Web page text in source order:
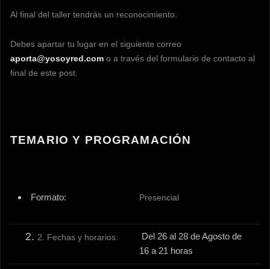
Al final del taller tendrás un reconocimiento.
Debes apartar tu lugar en el siguiente correo
aporta@yosoyred.com o a través del formulario de contacto al
final de este post.
TEMARIO Y PROGRAMACIÓN
Formato: Presencial
2. Fechas y horarios:
Del 26 al 28 de Agosto de
16 a 21 horas